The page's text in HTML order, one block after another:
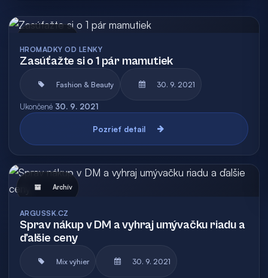
HROMADKY OD LENKY
Zasúťažte si o 1 pár mamutiek
Fashion & Beauty 30. 9. 2021
Ukončené 30. 9. 2021
Pozrieť detail
Archív
ARGUSSK.CZ
Sprav nákup v DM a vyhraj umývačku riadu a
ďalšie ceny
Mix výhier 30. 9. 2021